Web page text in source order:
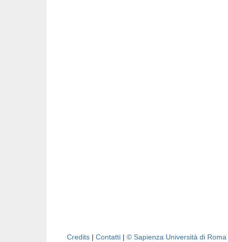
Credits | Contatti | © Sapienza Università di Roma